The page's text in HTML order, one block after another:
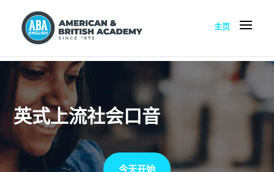
主页
英式上流社会口音
今天开始